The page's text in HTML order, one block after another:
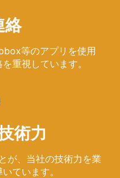
絡
等のアプリを使用
重視しています。
術力
が、当社の技術力を業
ています。